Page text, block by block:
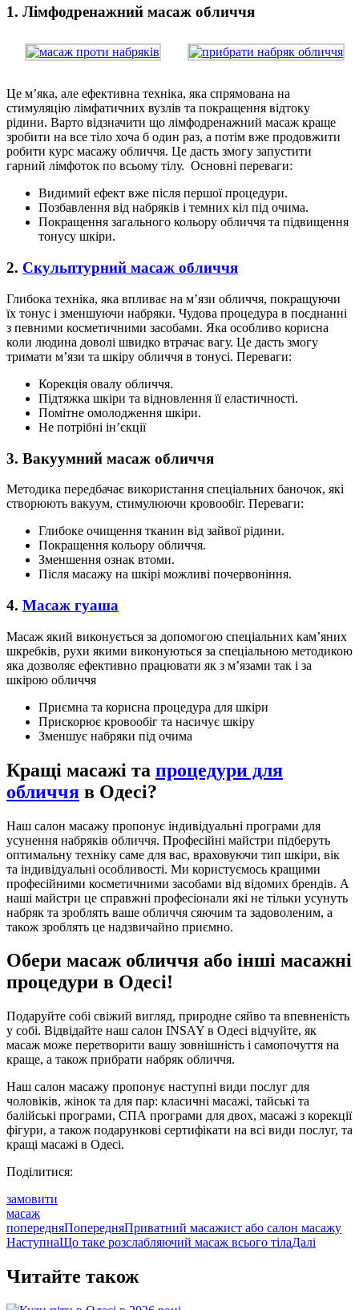
1. Лімфодренажний масаж обличчя
Це м’яка, але ефективна техніка, яка спрямована на
стимуляцію лімфатичних вузлів та покращення відтоку
рідини. Варто відзначити що лімфодренажний масаж краще
зробити на все тіло хоча б один раз, а потім вже продовжити
робити курс масажу обличчя. Це дасть змогу запустити
гарний лімфоток по всьому тілу. Основні переваги:
Видимий ефект вже після першої процедури.
Позбавлення від набряків і темних кіл під очима.
Покращення загального кольору обличчя та підвищення
тонусу шкіри.
2. Скульптурний масаж обличчя
Глибока техніка, яка впливає на м’язи обличчя, покращуючи
їх тонус і зменшуючи набряки. Чудова процедура в поєднанні
з певними косметичними засобами. Яка особливо корисна
коли людина доволі швидко втрачає вагу. Це дасть змогу
тримати м’язи та шкіру обличчя в тонусі. Переваги:
Корекція овалу обличчя.
Підтяжка шкіри та відновлення її еластичності.
Помітне омолодження шкіри.
Не потрібні ін’єкції
3. Вакуумний масаж обличчя
Методика передбачає використання спеціальних баночок, які
створюють вакуум, стимулюючи кровообіг. Переваги:
Глибоке очищення тканин від зайвої рідини.
Покращення кольору обличчя.
Зменшення ознак втоми.
Після масажу на шкірі можливі почервоніння.
4. Масаж гуаша
Масаж який виконується за допомогою спеціальних кам’яних
шкребків, рухи якими виконуються за спеціальною методикою
яка дозволяє ефективно працювати як з м’язами так і за
шкірою обличчя
Приємна та корисна процедура для шкіри
Прискорює кровообіг та насичує шкіру
Зменшує набряки під очима
Кращі масажі та процедури для
обличчя в Одесі?
Наш салон масажу пропонує індивідуальні програми для
усунення набряків обличчя. Професійні майстри підберуть
оптимальну техніку саме для вас, враховуючи тип шкіри, вік
та індивідуальні особливості. Ми користуємось кращими
професійними косметичними засобами від відомих брендів. А
наші майстри це справжні професіонали які не тільки усунуть
набряк та зроблять ваше обличчя сяючим та задоволеним, а
також зроблять це надзвичайно приємно.
Обери масаж обличчя або інші масажні
процедури в Одесі!
Подаруйте собі свіжий вигляд, природне сяйво та впевненість
у собі. Відвідайте наш салон INSAY в Одесі відчуйте, як
масаж може перетворити вашу зовнішність і самопочуття на
краще, а також прибрати набряк обличчя.
Наш салон масажу пропонує наступні види послуг для
чоловіків, жінок та для пар: класичні масажі, тайські та
балійські програми, СПА програми для двох, масажі з корекції
фігури, а також подарункові сертифікати на всі види послуг, та
кращі масажі в Одесі.
Поділитися:
замовити
масаж
попередняПопередняПриватний масажист або салон масажу
НаступнаЩо таке розслабляючий масаж всього тілаДалі
Читайте також